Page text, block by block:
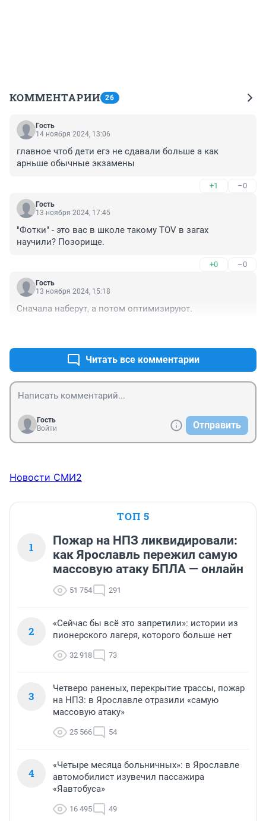
КОММЕНТАРИИ 26
Гость
14 ноября 2024, 13:06
главное чтоб дети егэ не сдавали больше а как
арньше обычные экзамены
+1 –0
Гость
13 ноября 2024, 17:45
"Фотки" - это вас в школе такому TOV в загах
научили? Позорище.
+0 –0
Гость
13 ноября 2024, 15:18
Сначала наберут, а потом оптимизируют.
Читать все комментарии
Гость
Войти
Отправить
Новости СМИ2
ТОП 5
1
Пожар на НПЗ ликвидировали:
как Ярославль пережил самую
массовую атаку БПЛА — онлайн
51 754 291
2
«Сейчас бы всё это запретили»: истории из
пионерского лагеря, которого больше нет
32 918 73
3
Четверо раненых, перекрытие трассы, пожар
на НПЗ: в Ярославле отразили «самую
массовую атаку»
25 566 54
4
«Четыре месяца больничных»: в Ярославле
автомобилист изувечил пассажира
«Яавтобуса»
16 495 49